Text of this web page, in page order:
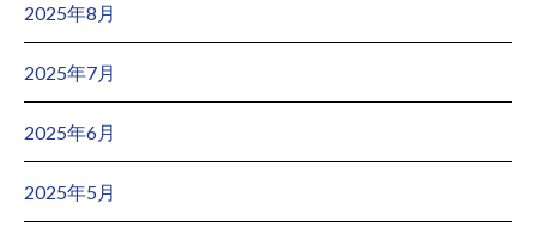
2025年8月
2025年7月
2025年6月
2025年5月